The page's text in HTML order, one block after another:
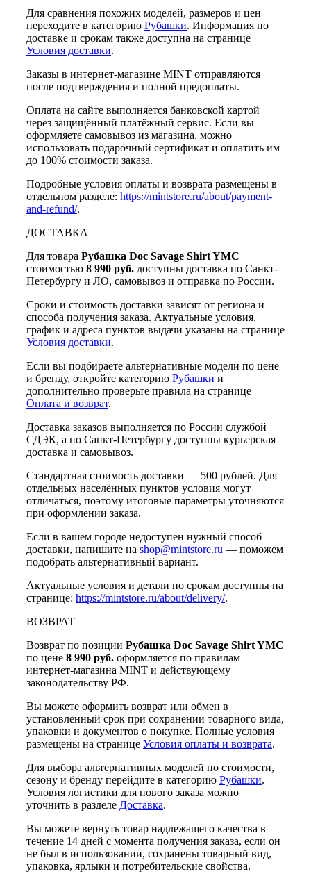
Для сравнения похожих моделей, размеров и цен
переходите в категорию Рубашки. Информация по
доставке и срокам также доступна на странице
Условия доставки.
Заказы в интернет-магазине MINT отправляются
после подтверждения и полной предоплаты.
Оплата на сайте выполняется банковской картой
через защищённый платёжный сервис. Если вы
оформляете самовывоз из магазина, можно
использовать подарочный сертификат и оплатить им
до 100% стоимости заказа.
Подробные условия оплаты и возврата размещены в
отдельном разделе: https://mintstore.ru/about/payment-
and-refund/.
ДОСТАВКА
Для товара Рубашка Doc Savage Shirt YMC
стоимостью 8 990 руб. доступны доставка по Санкт-
Петербургу и ЛО, самовывоз и отправка по России.
Сроки и стоимость доставки зависят от региона и
способа получения заказа. Актуальные условия,
график и адреса пунктов выдачи указаны на странице
Условия доставки.
Если вы подбираете альтернативные модели по цене
и бренду, откройте категорию Рубашки и
дополнительно проверьте правила на странице
Оплата и возврат.
Доставка заказов выполняется по России службой
СДЭК, а по Санкт-Петербургу доступны курьерская
доставка и самовывоз.
Стандартная стоимость доставки — 500 рублей. Для
отдельных населённых пунктов условия могут
отличаться, поэтому итоговые параметры уточняются
при оформлении заказа.
Если в вашем городе недоступен нужный способ
доставки, напишите на shop@mintstore.ru — поможем
подобрать альтернативный вариант.
Актуальные условия и детали по срокам доступны на
странице: https://mintstore.ru/about/delivery/.
ВОЗВРАТ
Возврат по позиции Рубашка Doc Savage Shirt YMC
по цене 8 990 руб. оформляется по правилам
интернет-магазина MINT и действующему
законодательству РФ.
Вы можете оформить возврат или обмен в
установленный срок при сохранении товарного вида,
упаковки и документов о покупке. Полные условия
размещены на странице Условия оплаты и возврата.
Для выбора альтернативных моделей по стоимости,
сезону и бренду перейдите в категорию Рубашки.
Условия логистики для нового заказа можно
уточнить в разделе Доставка.
Вы можете вернуть товар надлежащего качества в
течение 14 дней с момента получения заказа, если он
не был в использовании, сохранены товарный вид,
упаковка, ярлыки и потребительские свойства.